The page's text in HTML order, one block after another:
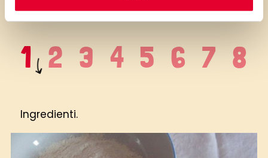
Ingredienti.